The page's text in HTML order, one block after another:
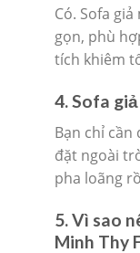
Có. Sofa
gọn, phù
tích khiêm
4. Sofa
Bạn chỉ cần
đặt ngoài
pha loãng
5. Vì sao
Minh Thy